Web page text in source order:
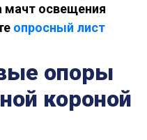
мачт освещения
опросный лист
опоры
короной